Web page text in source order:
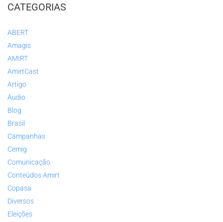
CATEGORIAS
ABERT
Amagis
AMIRT
AmirtCast
Artigo
Áudio
Blog
Brasil
Campanhas
Cemig
Comunicação
Conteúdos Amirt
Copasa
Diversos
Eleições